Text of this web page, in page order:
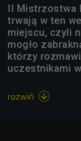
II Mistrzostwa
trwają w ten
miejscu, czyli
mogło
którzy
uczestnikami
rozwiń 